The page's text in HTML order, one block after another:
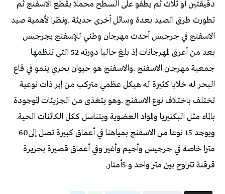
‬بالماء‭ ‬مثل‭ ‬البكتيريا‭ ‬والمواد‭ ‬العضوية‭ ‬ويتناسل‭ ‬ككل‭ ‬الكائنات‭ ‬الحية‭.
‬ويوجد‭ ‬15‭ ‬نوعا‭ ‬من‭ ‬الاسفنج‭ ‬بمياهنا‭ ‬في‭ ‬أعماق‭ ‬كبيرة‭ ‬تصل‭ ‬إلى‭ ‬60‭
‬قرقنة‭ ‬تتراوح‭ ‬بين‭ ‬متر‭ ‬واحد‭ ‬و5‭ ‬أمتار‭.‬